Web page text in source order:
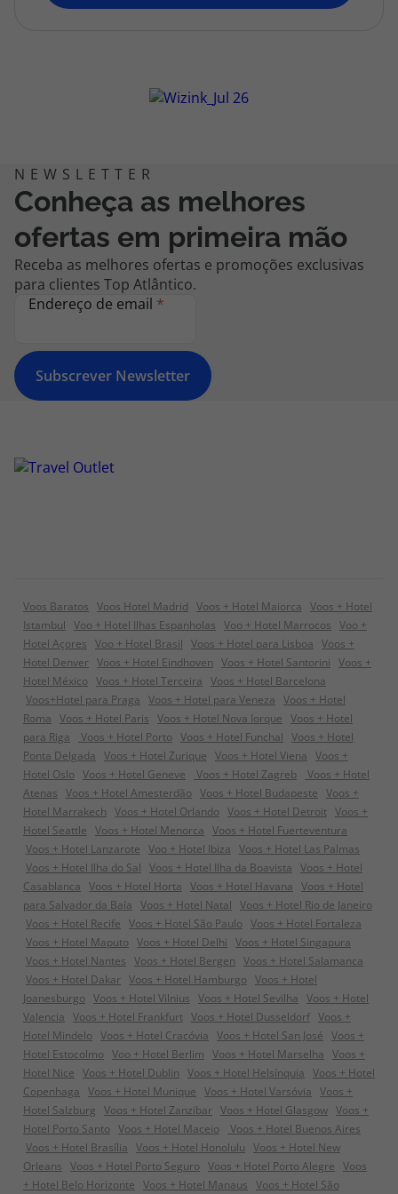
topatlantico@topatlantico.com
Conheça as melhores
ofertas em primeira mão
Receba as melhores ofertas e promoções exclusivas
para clientes Top Atlântico.
Endereço de email *
Subscrever Newsletter
Voos Baratos Voos Hotel Madrid Voos + Hotel Maiorca Voos + Hotel
Istambul Voo + Hotel Ilhas Espanholas Voo + Hotel Marrocos Voo +
Hotel Açores Voo + Hotel Brasil Voos + Hotel para Lisboa Voos +
Hotel Denver Voos + Hotel Eindhoven Voos + Hotel Santorini Voos +
Hotel México Voos + Hotel Terceira Voos + Hotel Barcelona
Voos+Hotel para Praga Voos + Hotel para Veneza Voos + Hotel
Roma Voos + Hotel Paris Voos + Hotel Nova Iorque Voos + Hotel
para Riga
Voos + Hotel Porto Voos + Hotel Funchal Voos + Hotel
Ponta Delgada Voos + Hotel Zurique Voos + Hotel Viena Voos +
Hotel Oslo Voos + Hotel Geneve Voos + Hotel Zagreb
Voos + Hotel
Atenas Voos + Hotel Amesterdão Voos + Hotel Budapeste Voos +
Hotel Marrakech Voos + Hotel Orlando Voos + Hotel Detroit Voos +
Hotel Seattle Voos + Hotel Menorca Voos + Hotel Fuerteventura
Voos + Hotel Lanzarote Voo + Hotel Ibiza Voos + Hotel Las Palmas
Voos + Hotel Ilha do Sal Voos + Hotel Ilha da Boavista Voos + Hotel
Casablanca Voos + Hotel Horta Voos + Hotel Havana Voos + Hotel
para Salvador da Baía Voos + Hotel Natal Voos + Hotel Rio de Janeiro
Voos + Hotel Recife Voos + Hotel São Paulo Voos + Hotel Fortaleza
Voos + Hotel Maputo Voos + Hotel Delhi Voos + Hotel Singapura
Voos + Hotel Nantes Voos + Hotel Bergen Voos + Hotel Salamanca
Voos + Hotel Dakar Voos + Hotel Hamburgo Voos + Hotel
Joanesburgo Voos + Hotel Vilnius Voos + Hotel Sevilha Voos + Hotel
Valencia Voos + Hotel Frankfurt Voos + Hotel Dusseldorf Voos +
Hotel Mindelo Voos + Hotel Cracóvia Voos + Hotel San José Voos +
Hotel Estocolmo Voo + Hotel Berlim Voos + Hotel Marselha Voos +
Hotel Nice Voos + Hotel Dublin Voos + Hotel Helsínquia Voos + Hotel
Copenhaga Voos + Hotel Munique Voos + Hotel Varsóvia Voos +
Hotel Salzburg Voos + Hotel Zanzibar Voos + Hotel Glasgow Voos +
Hotel Porto Santo Voos + Hotel Maceio
Voos + Hotel Buenos Aires
Voos + Hotel Brasília Voos + Hotel Honolulu Voos + Hotel New
Orleans Voos + Hotel Porto Seguro Voos + Hotel Porto Alegre Voos
+ Hotel Belo Horizonte Voos + Hotel Manaus Voos + Hotel São